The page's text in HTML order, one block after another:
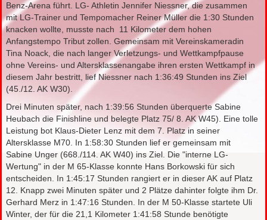
Benz-Arena führt. LG- Athletin Jennifer Niessner, die zusammen
mit LG-Trainer und Tempomacher Reiner Müller die 1:30 Stunden
knacken wollte, musste nach 11 Kilometer dem hohen
Anfangstempo Tribut zollen. Gemeinsam mit Vereinskameradin
Tina Noack, die nach langer Verletzungs- und Wettkampfpause
ohne Vereins- und Altersklassenangabe ihren ersten Wettkampf in
diesem Jahr bestritt, lief Niessner nach 1:36:49 Stunden ins Ziel
(45./12. AK W30).
Drei Minuten später, nach 1:39:56 Stunden überquerte Sabine
Heubach die Finishline und belegte Platz 75/ 8. AK W45). Eine tolle
Leistung bot Klaus-Dieter Lenz mit dem 7. Platz in seiner
Altersklasse M70. In 1:58:30 Stunden lief er gemeinsam mit
Sabine Unger (668./114. AK W40) ins Ziel. Die "interne LG-
Wertung" in der M 65-Klasse konnte Hans Borkowski für sich
entscheiden. In 1:45:17 Stunden rangiert er in dieser AK auf Platz
12. Knapp zwei Minuten später und 2 Plätze dahinter folgte ihm Dr.
Gerhard Merz in 1:47:16 Stunden. In der M 50-Klasse startete Uli
Winter, der für die 21,1 Kilometer 1:41:58 Stunde benötigte